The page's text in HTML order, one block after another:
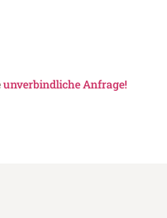
unverbindliche Anfrage!